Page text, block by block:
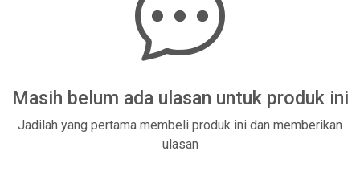
Masih belum ada ulasan untuk produk ini
Jadilah yang pertama membeli produk ini dan memberikan
ulasan